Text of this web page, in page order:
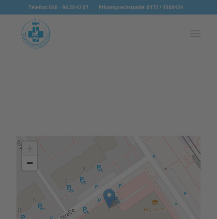
Telefon: 030 – 96 20 42 07 Privatsprechstunde: 0172 / 1308454
−